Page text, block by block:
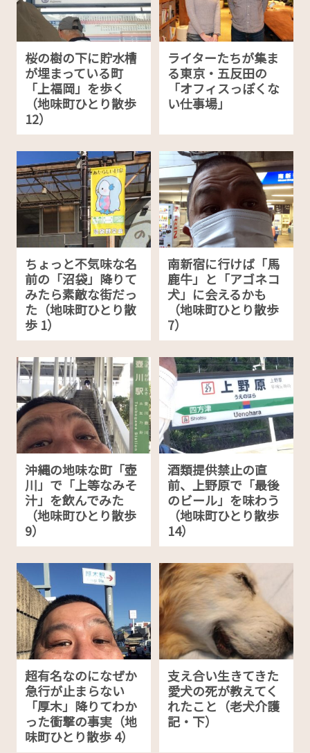
桜の樹の下に貯水槽
が埋まっている町
「上福岡」を歩く
（地味町ひとり散歩
12）
ライターたちが集ま
る東京・五反田の
「オフィスっぽくな
い仕事場」
ちょっと不気味な名
前の「沼袋」降りて
みたら素敵な街だっ
た（地味町ひとり散
歩 1）
南新宿に行けば「馬
鹿牛」と「アゴネコ
犬」に会えるかも
（地味町ひとり散歩
7）
沖縄の地味な町「壺
川」で「上等なみそ
汁」を飲んでみた
（地味町ひとり散歩
9）
酒類提供禁止の直
前、上野原で「最後
のビール」を味わう
（地味町ひとり散歩
14）
超有名なのになぜか
急行が止まらない
「厚木」降りてわか
った衝撃の事実（地
味町ひとり散歩 4）
支え合い生きてきた
愛犬の死が教えてく
れたこと（老犬介護
記・下）